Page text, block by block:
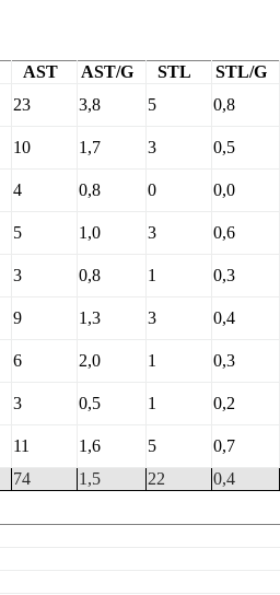
AST AST/G STL STL/G
23 3,8 5 0,8
10 1,7 3 0,5
4 0,8 0 0,0
5 1,0 3 0,6
3 0,8 1 0,3
9 1,3 3 0,4
6 2,0 1 0,3
3 0,5 1 0,2
11 1,6 5 0,7
74 1,5 22 0,4